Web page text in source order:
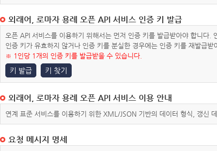
외래어, 로마자 용례 오픈 API 서비스 인증 키 발급
오픈 API 서비스를 이용하기 위해서는 먼저 인증 키를 발급받아야 합니다
인증 키가 유효하지 않거나 인증 키를 분실한 경우에는 인증 키를 재발급받
※ 1인당 1개의 인증 키를 발급받을 수 있습니다.
키 발급 키 찾기
외래어, 로마자 용례 오픈 API 서비스 이용 안내
연계 표준 서비스를 이용하기 위한 XML/JSON 기반의 데이터 형식, 갱신
요청 메시지 명세